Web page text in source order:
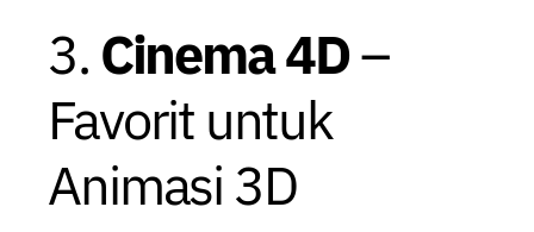
3. Cinema 4D–
Favorit untuk
Animasi 3D